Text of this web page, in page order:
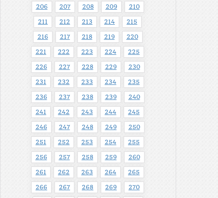
206 207 208 209 210
211 212 213 214 215
216 217 218 219 220
221 222 223 224 225
226 227 228 229 230
231 232 233 234 235
236 237 238 239 240
241 242 243 244 245
246 247 248 249 250
251 252 253 254 255
256 257 258 259 260
261 262 263 264 265
266 267 268 269 270